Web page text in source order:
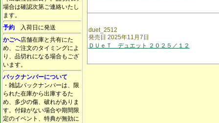
場合は確認次第ご連絡いたし
ます。
予約 入荷日に発送
かごへ店舗在庫と共有にた
め、ご注文のタイミングによ
り、品切れになる場合もござ
います。
バックナンバーについて
・雑誌バックナンバーは、限
られた在庫から出庫するた
め、多少の傷、破れがありま
す。付録がない場合や期間限
定のイベント、特典が無効に
duet_2512
発売日 2025年11月7日
ＤＵｅＴ デュエット ２０２５／１２